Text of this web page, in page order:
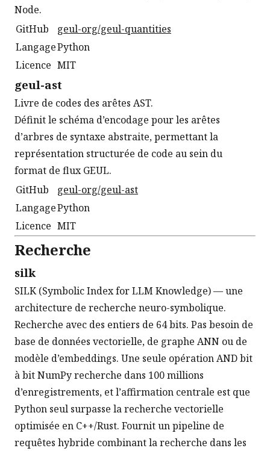
Node.
GitHub
geul-org/geul-quantities
LangagePython
Licence MIT
geul-ast
Livre de codes des arêtes AST.
Définit le schéma d’encodage pour les arêtes
d’arbres de syntaxe abstraite, permettant la
représentation structurée de code au sein du
format de flux GEUL.
GitHub
geul-org/geul-ast
LangagePython
Licence MIT
Recherche
silk
SILK (Symbolic Index for LLM Knowledge) — une
architecture de recherche neuro-symbolique.
Recherche avec des entiers de 64 bits. Pas besoin de
base de données vectorielle, de graphe ANN ou de
modèle d’embeddings. Une seule opération AND bit
à bit NumPy recherche dans 100 millions
d’enregistrements, et l’affirmation centrale est que
Python seul surpasse la recherche vectorielle
optimisée en C++/Rust. Fournit un pipeline de
requêtes hybride combinant la recherche dans les